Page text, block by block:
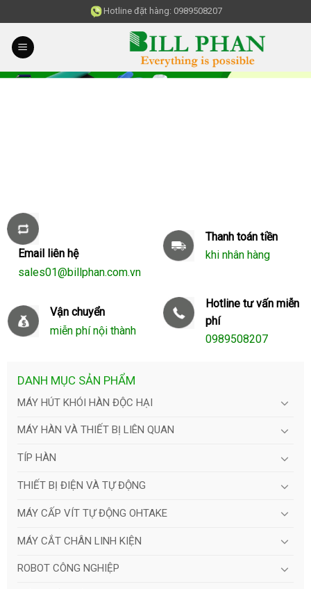
to
content
Hotline đặt hàng: 0989508207
Email liên hệ
sales01@billphan.com.vn
Thanh toán tiền
khi nhân hàng
Vận chuyển
miễn phí nội thành
Hotline tư vấn miễn
phí
0989508207
DANH MỤC SẢN PHẨM
MÁY HÚT KHÓI HÀN ĐỘC HẠI
MÁY HÀN VÀ THIẾT BỊ LIÊN QUAN
TÍP HÀN
THIẾT BỊ ĐIỆN VÀ TỰ ĐỘNG
MÁY CẤP VÍT TỰ ĐỘNG OHTAKE
MÁY CẮT CHÂN LINH KIỆN
ROBOT CÔNG NGHIỆP